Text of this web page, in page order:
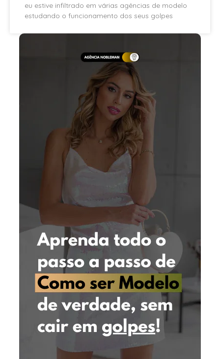
eu estive infiltrado em várias agências de modelo
estudando o funcionamento dos seus golpes